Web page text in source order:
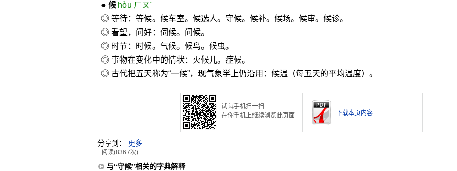
● 候 hòu ㄏㄡˋ
◎ 等待：等候。候车室。候选人。守候。候补。候场。候审。候诊。
◎ 看望，问好：伺候。问候。
◎ 时节：时候。气候。候鸟。候虫。
◎ 事物在变化中的情状：火候儿。症候。
◎ 古代把五天称为“一候”，现气象学上仍沿用：候温（每五天的平均温度）。
试试手机扫一扫
在你手机上继续浏览此页面
下载本页内容
分享到： 更多
阅读(8367次)
与“守候”相关的字典解释